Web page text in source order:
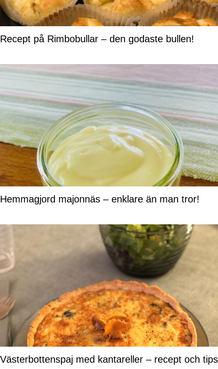
Recept på Rimbobullar – den godaste bullen!
Hemmagjord majonnäs – enklare än man tror!
Västerbottenspaj med kantareller – recept och tips